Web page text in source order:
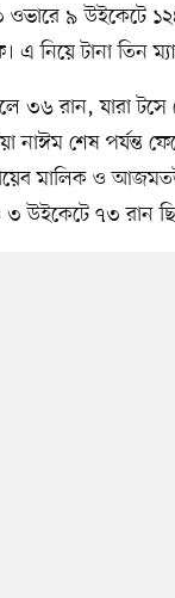
ওভারে ৯ উইকেটে
নিয়ে টানা তিন
৩৬ রান, যারা টসে
নাঈম শেষ পর্যন্ত
মালিক ও
উইকেটে ৭৩ রান